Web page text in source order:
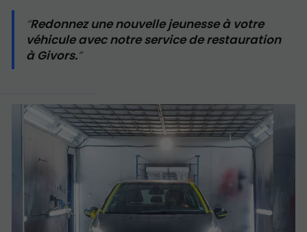
Redonnez une nouvelle jeunesse à votre
véhicule avec notre service de restauration
à Givors.